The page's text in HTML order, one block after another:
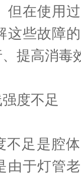
但在使用
这些故障
提高消毒
度不足
足是腔体
由于灯管